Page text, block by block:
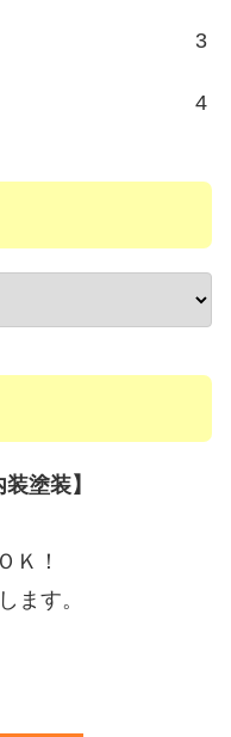
3
4
塗装】
Ｋ！
ます。